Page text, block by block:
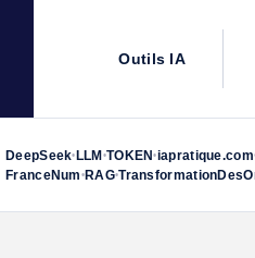
Outils IA
DeepSeek• LLM •TOKEN•iapratique.com
FranceNum • RAG•